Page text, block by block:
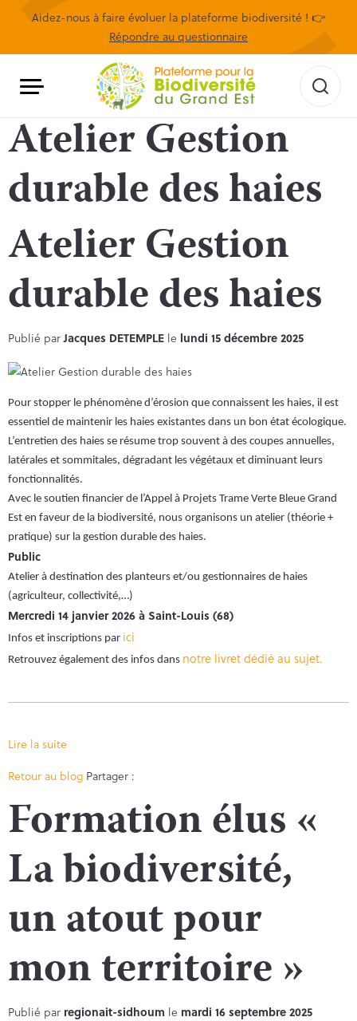
Aidez-nous à faire évoluer la plateforme biodiversité ! 👉
Répondre au questionnaire
Atelier Gestion
durable des haies
Atelier Gestion
durable des haies
Publié parJacques DETEMPLE le lundi 15 décembre 2025
Pour stopper le phénomène d’érosion que connaissent les haies, il est
essentiel de maintenir les haies existantes dans un bon état écologique.
L’entretien des haies se résume trop souvent à des coupes annuelles,
latérales et sommitales, dégradant les végétaux et diminuant leurs
fonctionnalités.
Avec le soutien financier de l’Appel à Projets Trame Verte Bleue Grand
Est en faveur de la biodiversité, nous organisons un atelier (théorie +
pratique) sur la gestion durable des haies.
Public
Atelier à destination des planteurs et/ou gestionnaires de haies
(agriculteur, collectivité,…)
Mercredi 14 janvier 2026 à Saint-Louis (68)
Infos et inscriptions par ici
Retrouvez également des infos dans notre livret dédié au sujet.
Lire la suite
Retour au blog Partager :
Formation élus «
La biodiversité,
un atout pour
mon territoire »
Publié par regionait-sidhoum le mardi 16 septembre 2025